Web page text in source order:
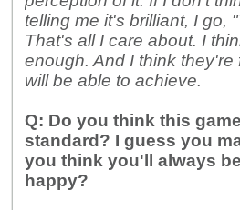
telling me it's brilliant, I go,
That's all I care about. I
enough. And I think
will be able to achieve.
Q: Do you think this
standard? I guess you
you think you'll always
happy?